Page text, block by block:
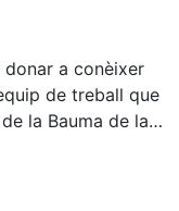
a conèixer
de treball que
la Bauma de la